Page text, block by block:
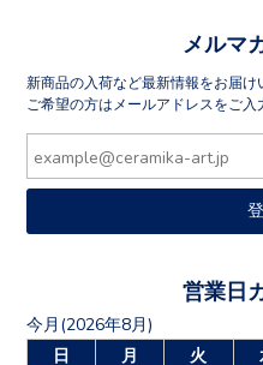
メルマ
新商品の入荷など最新情報をお届け
ご希望の方はメールアドレスをご入
営業日
今月(2026年8月)
日
月 火